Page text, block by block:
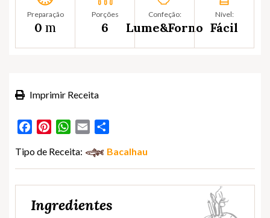
Preparação
0 m
Porções
6
Confeção:
Lume&Forno
Nível:
Fácil
Imprimir Receita
FacebookPinterestWhatsApp
Email
Tipo de Receita: Bacalhau
Ingredientes